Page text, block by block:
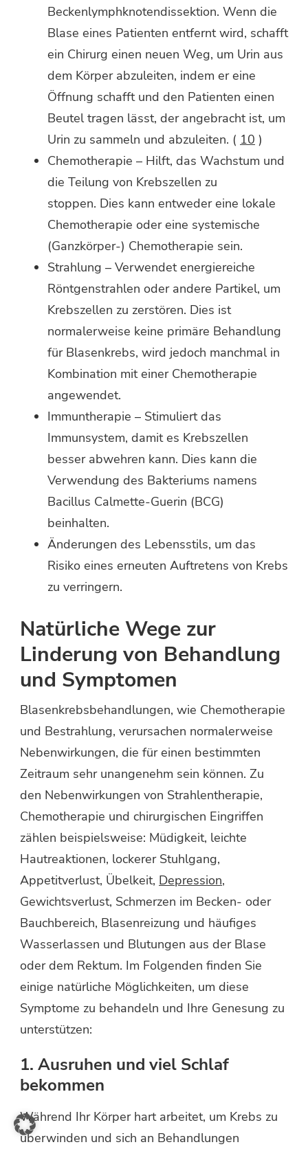
Beckenlymphknotendissektion. Wenn die
Blase eines Patienten entfernt wird, schafft
ein Chirurg einen neuen Weg, um Urin aus
dem Körper abzuleiten, indem er eine
Öffnung schafft und den Patienten einen
Beutel tragen lässt, der angebracht ist, um
Urin zu sammeln und abzuleiten. ( 10 )
Chemotherapie – Hilft, das Wachstum und
die Teilung von Krebszellen zu
stoppen. Dies kann entweder eine lokale
Chemotherapie oder eine systemische
(Ganzkörper-) Chemotherapie sein.
Strahlung – Verwendet energiereiche
Röntgenstrahlen oder andere Partikel, um
Krebszellen zu zerstören. Dies ist
normalerweise keine primäre Behandlung
für Blasenkrebs, wird jedoch manchmal in
Kombination mit einer Chemotherapie
angewendet.
Immuntherapie – Stimuliert das
Immunsystem, damit es Krebszellen
besser abwehren kann. Dies kann die
Verwendung des Bakteriums namens
Bacillus Calmette-Guerin (BCG)
beinhalten.
Änderungen des Lebensstils, um das
Risiko eines erneuten Auftretens von Krebs
zu verringern.
Natürliche Wege zur
Linderung von Behandlung
und Symptomen
Blasenkrebsbehandlungen, wie Chemotherapie
und Bestrahlung, verursachen normalerweise
Nebenwirkungen, die für einen bestimmten
Zeitraum sehr unangenehm sein können. Zu
den Nebenwirkungen von Strahlentherapie,
Chemotherapie und chirurgischen Eingriffen
zählen beispielsweise: Müdigkeit, leichte
Hautreaktionen, lockerer Stuhlgang,
Appetitverlust, Übelkeit, Depression,
Gewichtsverlust, Schmerzen im Becken- oder
Bauchbereich, Blasenreizung und häufiges
Wasserlassen und Blutungen aus der Blase
oder dem Rektum. Im Folgenden finden Sie
einige natürliche Möglichkeiten, um diese
Symptome zu behandeln und Ihre Genesung zu
unterstützen:
1. Ausruhen und viel Schlaf
bekommen
Während Ihr Körper hart arbeitet, um Krebs zu
überwinden und sich an Behandlungen